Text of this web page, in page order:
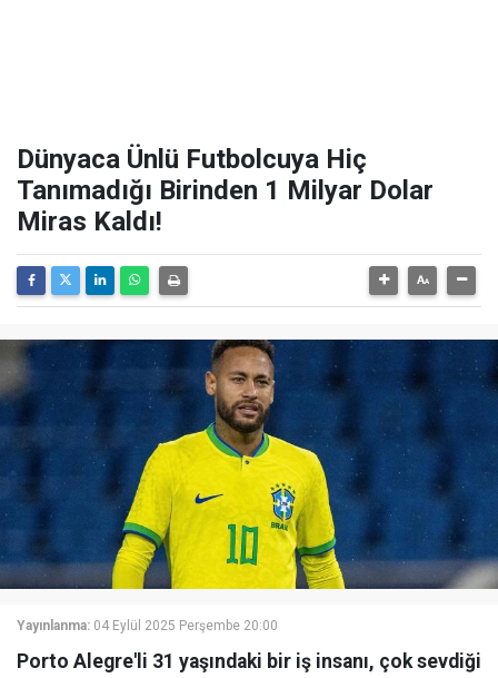
Dünyaca Ünlü Futbolcuya Hiç
Tanımadığı Birinden 1 Milyar Dolar
Miras Kaldı!
Yayınlanma: 04 Eylül 2025 Perşembe 20:00
Porto Alegre'li 31 yaşındaki bir iş insanı, çok sevdiği